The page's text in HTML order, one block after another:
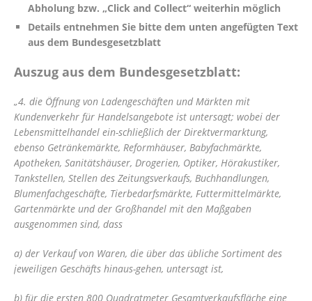
Abholung bzw. „Click and Collect“ weiterhin möglich
Details entnehmen Sie bitte dem unten angefügten Text
aus dem Bundesgesetzblatt
Auszug aus dem Bundesgesetzblatt:
„4. die Öffnung von Ladengeschäften und Märkten mit
Kundenverkehr für Handelsangebote ist untersagt; wobei der
Lebensmittelhandel ein-schließlich der Direktvermarktung,
ebenso Getränkemärkte, Reformhäuser, Babyfachmärkte,
Apotheken, Sanitätshäuser, Drogerien, Optiker, Hörakustiker,
Tankstellen, Stellen des Zeitungsverkaufs, Buchhandlungen,
Blumenfachgeschäfte, Tierbedarfsmärkte, Futtermittelmärkte,
Gartenmärkte und der Großhandel mit den Maßgaben
ausgenommen sind, dass
a) der Verkauf von Waren, die über das übliche Sortiment des
jeweiligen Geschäfts hinaus-gehen, untersagt ist,
b) für die ersten 800 Quadratmeter Gesamtverkaufsfläche eine